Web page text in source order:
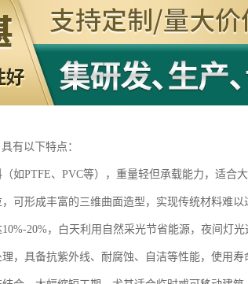
有以下特点：
如PTFE、PVC等），重量轻但承载能力，适合大
可形成丰富的三维曲面造型，实现传统材料难以
20%，白天利用自然采光节省能源，夜间灯光
，具备抗紫外线、耐腐蚀、自洁等性能，使用寿